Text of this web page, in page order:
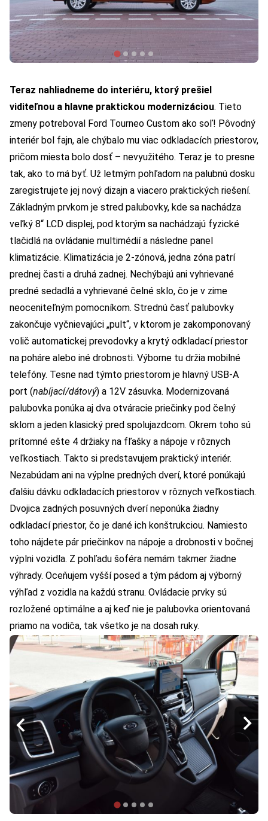
Teraz nahliadneme do interiéru, ktorý prešiel
viditeľnou a hlavne praktickou modernizáciou. Tieto
zmeny potreboval Ford Tourneo Custom ako soľ! Pôvodný
interiér bol fajn, ale chýbalo mu viac odkladacích priestorov,
pričom miesta bolo dosť – nevyužitého. Teraz je to presne
tak, ako to má byť. Už letmým pohľadom na palubnú dosku
zaregistrujete jej nový dizajn a viacero praktických riešení.
Základným prvkom je stred palubovky, kde sa nachádza
veľký 8“ LCD displej, pod ktorým sa nachádzajú fyzické
tlačidlá na ovládanie multimédií a následne panel
klimatizácie. Klimatizácia je 2-zónová, jedna zóna patrí
prednej časti a druhá zadnej. Nechýbajú ani vyhrievané
predné sedadlá a vyhrievané čelné sklo, čo je v zime
neoceniteľným pomocníkom. Strednú časť palubovky
zakončuje vyčnievajúci „pult“, v ktorom je zakomponovaný
volič automatickej prevodovky a krytý odkladací priestor
na poháre alebo iné drobnosti. Výborne tu držia mobilné
telefóny. Tesne nad týmto priestorom je hlavný USB-A
port (nabíjací/dátový) a 12V zásuvka. Modernizovaná
palubovka ponúka aj dva otváracie priečinky pod čelný
sklom a jeden klasický pred spolujazdcom. Okrem toho sú
prítomné ešte 4 držiaky na fľašky a nápoje v rôznych
veľkostiach. Takto si predstavujem praktický interiér.
Nezabúdam ani na výplne predných dverí, ktoré ponúkajú
ďalšiu dávku odkladacích priestorov v rôznych veľkostiach.
Dvojica zadných posuvných dverí neponúka žiadny
odkladací priestor, čo je dané ich konštrukciou. Namiesto
toho nájdete pár priečinkov na nápoje a drobnosti v bočnej
výplni vozidla. Z pohľadu šoféra nemám takmer žiadne
výhrady. Oceňujem vyšší posed a tým pádom aj výborný
výhľad z vozidla na každú stranu. Ovládacie prvky sú
rozložené optimálne a aj keď nie je palubovka orientovaná
priamo na vodiča, tak všetko je na dosah ruky.